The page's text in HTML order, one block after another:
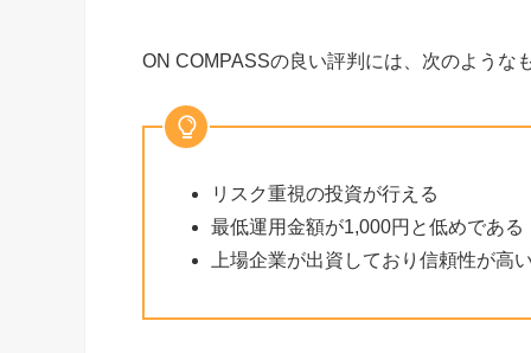
ON COMPASSの良い評判には、次のような
リスク重視の投資が行える
最低運用金額が1,000円と低めである
上場企業が出資しており信頼性が高い